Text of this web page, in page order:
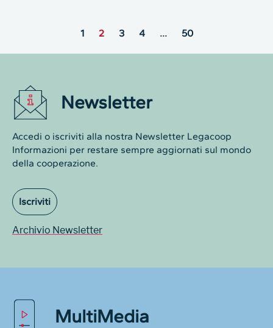
1 2 3 4 … 50
Newsletter
Accedi o iscriviti alla nostra Newsletter Legacoop
Informazioni per restare sempre aggiornati sul mondo
della cooperazione.
Iscriviti
Archivio Newsletter
MultiMedia